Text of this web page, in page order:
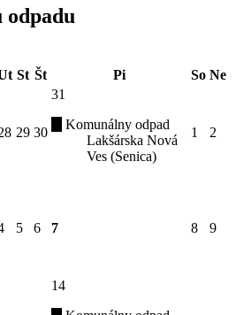
St Št Pi So Ne
29 30
31
Komunálny odpad
Lakšárska Nová
Ves (Senica)
1 2
5 6 7 8 9
14